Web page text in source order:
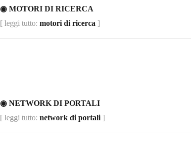
◉ MOTORI DI RICERCA
[ leggi tutto: motori di ricerca ]
◉ NETWORK DI PORTALI
[ leggi tutto: network di portali ]